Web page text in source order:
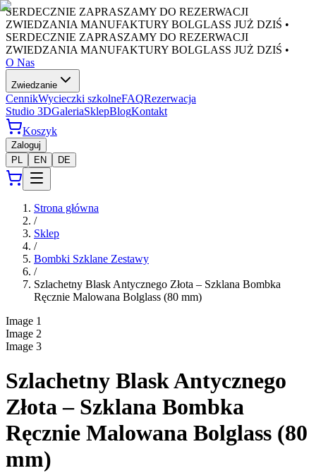
SERDECZNIE ZAPRASZAMY DO REZERWACJI
ZWIEDZANIA MANUFAKTURY BOLGLASS JUŻ DZIŚ •
SERDECZNIE ZAPRASZAMY DO REZERWACJI
ZWIEDZANIA MANUFAKTURY BOLGLASS JUŻ DZIŚ •
O Nas
Zwiedzanie
CennikWycieczki szkolneFAQRezerwacja
Studio 3DGaleriaSklepBlogKontakt
Koszyk
Zaloguj
PL
EN DE
Strona główna
/
Sklep
/
Bombki Szklane Zestawy
/
Szlachetny Blask Antycznego Złota – Szklana Bombka
Ręcznie Malowana Bolglass (80 mm)
Image 1
Image 2
Image 3
Szlachetny Blask Antycznego
Złota – Szklana Bombka
Ręcznie Malowana Bolglass (80
mm)